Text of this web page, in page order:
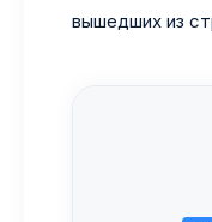
вышедших из